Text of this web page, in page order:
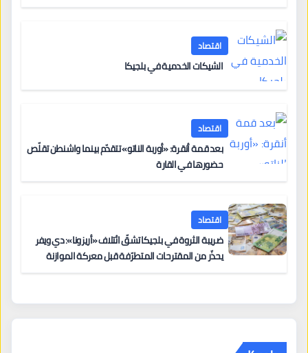
اقتصاد
الشيكات الخدمية في بلجيكا
اقتصاد
بعد قمة أنقرة: «أوربة الناتو» تتقدّم بينما واشنطن تقلّص
حضورها في القارة
اقتصاد
ضريبة الثروة في بلجيكا تشقّ ائتلاف «أريزونا»: دي ويفر
يحذّر من المقترحات المتطرّفة قبل معركة الموازنة